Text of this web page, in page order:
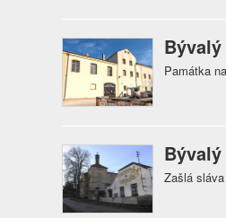
Památka
Zašlá